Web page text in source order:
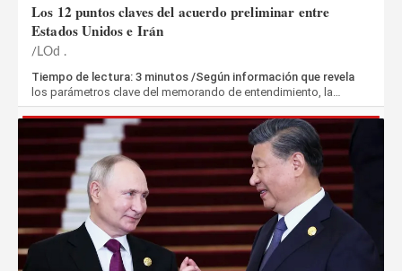
Los 12 puntos claves del acuerdo preliminar entre
Estados Unidos e Irán
LOd .
Tiempo de lectura: 3 minutos /Según información que revela
los parámetros clave del memorando de entendimiento, la…